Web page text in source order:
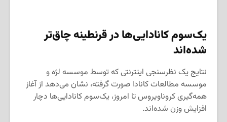
یک‌سوم کانادایی‌ها در قرنطینه چاق‌تر
شده‌اند
‌نتایج یک نظرسنجی اینترنتی که توسط موسسه لژه و
موسسه مطالعات کانادا صورت گرفته، نشان می‌دهد از آغاز
همه‌گیری کروناویروس تا امروز، یک‌سوم کانادایی‌ها دچار
افزایش وزن شده‌اند.